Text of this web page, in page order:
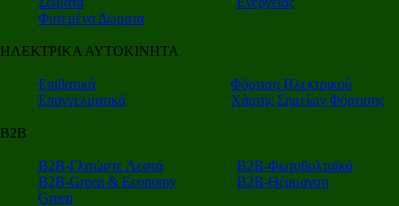
Φυτεμένα Δώματα
ΗΛΕΚΤΡΙΚΑ ΑΥΤΟΚΙΝΗΤΑ
Επιβατικά
Επαγγελματικά
Φόρτιση Ηλεκτρικού
Χάρτης Σημείων Φόρτισης
Β2Β
Β2Β-Γλιτώστε Λεφτά
Β2Β-Green & Economy
Green
Β2Β-Φωτοβολταϊκά
Β2Β-Θέρμανση